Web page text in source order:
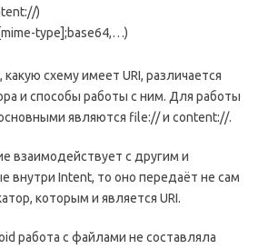
)
type];base64,…)
схему имеет URI, различается
и способы работы с ним. Для работы
являются file:// и content://.
взаимодействует с другим и
внутри Intent, то оно передаёт не сам
которым и является URI.
работа с файлами не составляла